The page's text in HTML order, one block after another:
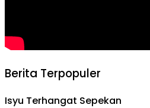
Berita Terpopuler
Isyu Terhangat Sepekan